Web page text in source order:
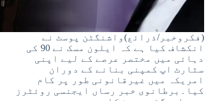
(فکروخبر/ذرائع)واشنگٹن پوسٹ نے
انکشاف کیا ہے کہ ایلون مسک نے 90 کی
دہائی میں مختصر عرصے کے لیے اپنی
سٹارٹ اپ کمپنی بنانے کے دوران
امریکہ میں غیرقانونی طور پر کام
کیا۔برطانوی خبر رساں ایجنسی روئٹرز